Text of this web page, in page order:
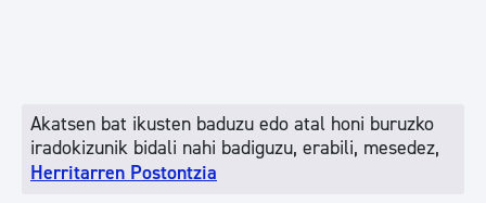
Akatsen bat ikusten baduzu edo atal honi buruzko
iradokizunik bidali nahi badiguzu, erabili, mesedez,
Herritarren Postontzia